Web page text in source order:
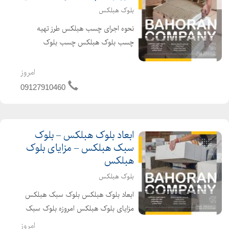
بلوک هبلکس
نحوه اجرای چسب هبلکس طرز تهیه
چسب بلوک هبلکس چسب بلوک
دوام در چسباندن بلوکهای هبلکس به
شمار میآید. از این رو توجه به نحوه عمل
امروز
09127910460
ابعاد بلوک هبلکس – بلوک
سبک هبلکس – مزایای بلوک
هبلکس
بلوک هبلکس
ابعاد بلوک هبلکس بلوک سبک هبلکس
مزایای بلوک هبلکس امروزه بلوک سبک
هبلکس ، یکی از پرکاربردترین مصالحامروز